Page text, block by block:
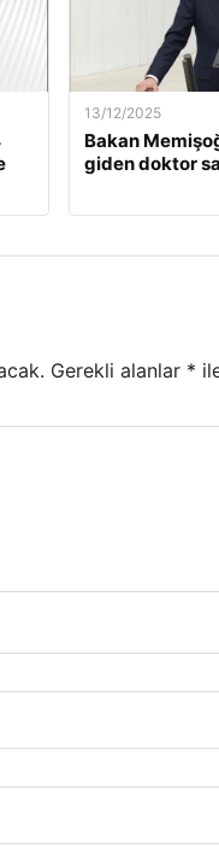
13/12/2025
Bakan
giden doktor
Gerekli alanlar *